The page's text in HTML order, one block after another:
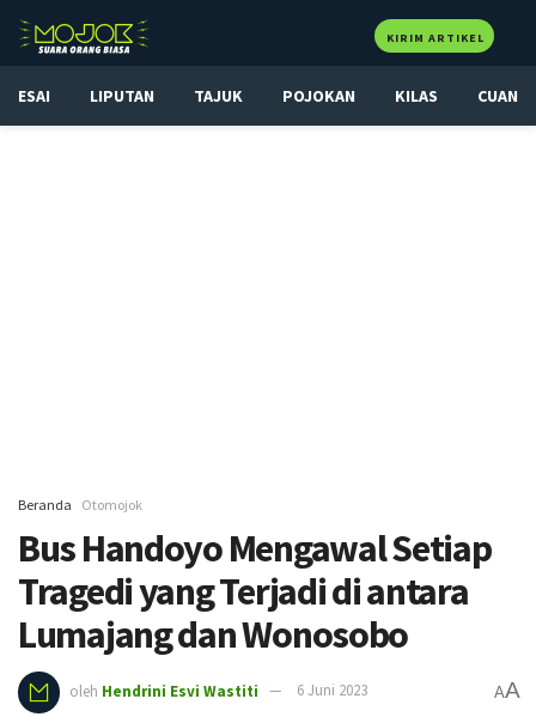
KIRIM ARTIKEL
ESAI LIPUTAN TAJUK POJOKAN KILAS CUAN
Beranda Otomojok
Bus Handoyo Mengawal Setiap
Tragedi yang Terjadi di antara
Lumajang dan Wonosobo
oleh Hendrini Esvi Wastiti 6 Juni 2023 AA